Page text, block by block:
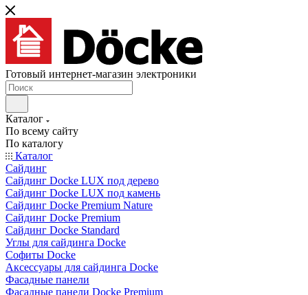
Готовый интернет-магазин электроники
Каталог
По всему сайту
По каталогу
Каталог
Сайдинг
Сайдинг Docke LUX под дерево
Сайдинг Docke LUX под камень
Сайдинг Docke Premium Nature
Сайдинг Docke Premium
Сайдинг Docke Standard
Углы для сайдинга Docke
Софиты Docke
Аксессуары для сайдинга Docke
Фасадные панели
Фасадные панели Docke Premium